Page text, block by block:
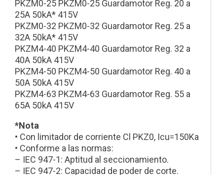
PKZM0-25 PKZM0-25 Guardamotor Reg. 20 a
25A 50kA* 415V
PKZM0-32 PKZM0-32 Guardamotor Reg. 25 a
32A 50kA* 415V
PKZM4-40 PKZM4-40 Guardamotor Reg. 32 a
40A 50kA 415V
PKZM4-50 PKZM4-50 Guardamotor Reg. 40 a
50A 50kA 415V
PKZM4-63 PKZM4-63 Guardamotor Reg. 55 a
65A 50kA 415V
*Nota
• Con limitador de corriente Cl PKZ0, Icu=150Ka
• Conforme a las normas:
– IEC 947-1: Aptitud al seccionamiento.
– IEC 947-2: Capacidad de poder de corte.